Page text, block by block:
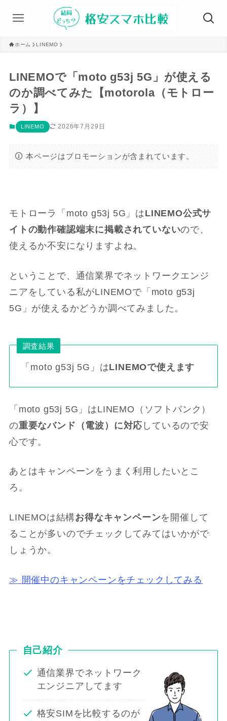
ホーム LINEMO
LINEMOで「moto g53j 5G」が使える
のか調べてみた【motorola（モトロー
ラ）】
LINEMO 2026年7月29日
本ページはプロモーションが含まれています。
モトローラ「moto g53j 5G」はLINEMO公式サ
イトの動作確認端末に掲載されていないので、
使えるか不安になりますよね。
ということで、通信業界でネットワークエンジ
ニアをしている私がLINEMOで「moto g53j
5G」が使えるかどうか調べてみました。
調査結果
「moto g53j 5G」はLINEMOで使えます
「moto g53j 5G」はLINEMO（ソフトバンク）
の重要なバンド（電波）に対応 しているので安
心です。
あとはキャンペーンをうまく利用したいとこ
ろ。
LINEMOは結構お得なキャンペーンを開催して
ることが多いのでチェックしてみてはいかがで
しょうか。
≫ 開催中のキャンペーンをチェックしてみる
自己紹介
通信業界でネットワーク
エンジニアしてます
格安SIMを比較するのが